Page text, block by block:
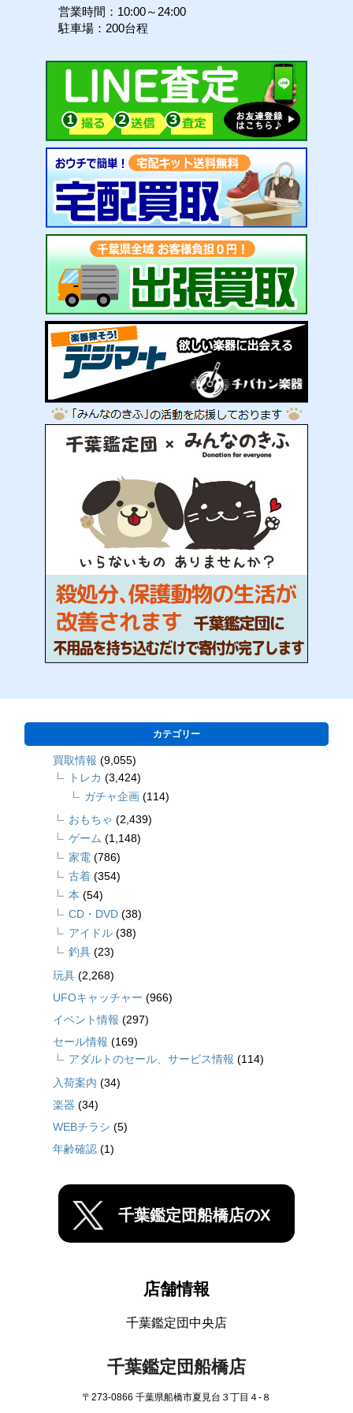
営業時間：10:00～24:00
駐車場：200台程
カテゴリー
買取情報 (9,055)
トレカ (3,424)
ガチャ企画 (114)
おもちゃ (2,439)
ゲーム (1,148)
家電 (786)
古着 (354)
本 (54)
CD・DVD (38)
アイドル (38)
釣具 (23)
玩具 (2,268)
UFOキャッチャー (966)
イベント情報 (297)
セール情報 (169)
アダルトのセール、サービス情報 (114)
入荷案内 (34)
楽器 (34)
WEBチラシ (5)
年齢確認 (1)
千葉鑑定団船橋店のX
店舗情報
千葉鑑定団中央店
千葉鑑定団船橋店
〒273-0866 千葉県船橋市夏見台３丁目４-８